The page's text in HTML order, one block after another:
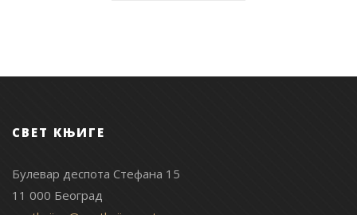
СВЕТ КЊИГЕ
Булевар деспота Стефана 15
11 000 Београд